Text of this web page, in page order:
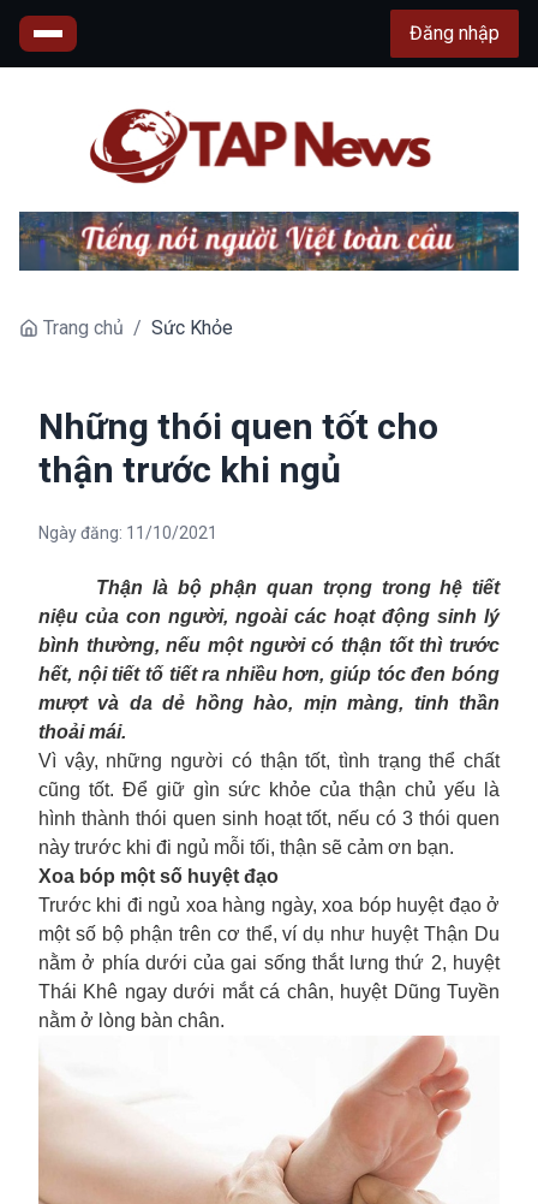
Đăng nhập
Trang chủ / Sức Khỏe
Những thói quen tốt cho
thận trước khi ngủ
Ngày đăng: 11/10/2021
Thận là bộ phận quan trọng trong hệ tiết
niệu của con người, ngoài các hoạt động sinh lý
bình thường, nếu một người có thận tốt thì trước
hết, nội tiết tố tiết ra nhiều hơn, giúp tóc đen bóng
mượt và da dẻ hồng hào, mịn màng, tinh thần
thoải mái.
Vì vậy, những người có thận tốt, tình trạng thể chất
cũng tốt. Để giữ gìn sức khỏe của thận chủ yếu là
hình thành thói quen sinh hoạt tốt, nếu có 3 thói quen
này trước khi đi ngủ mỗi tối, thận sẽ cảm ơn bạn.
Xoa bóp một số huyệt đạo
Trước khi đi ngủ xoa hàng ngày, xoa bóp huyệt đạo ở
một số bộ phận trên cơ thể, ví dụ như huyệt Thận Du
nằm ở phía dưới của gai sống thắt lưng thứ 2, huyệt
Thái Khê ngay dưới mắt cá chân, huyệt Dũng Tuyền
nằm ở lòng bàn chân.